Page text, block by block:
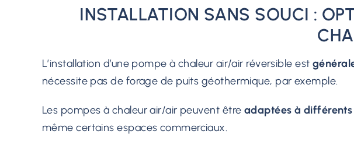
INSTALLATION SANS SOUCI :
L’installation d’une pompe à chaleur air/air réversible est
nécessite pas de forage de puits géothermique, par exemple.
Les pompes à chaleur air/air peuvent être adaptées à différents
même certains espaces commerciaux.